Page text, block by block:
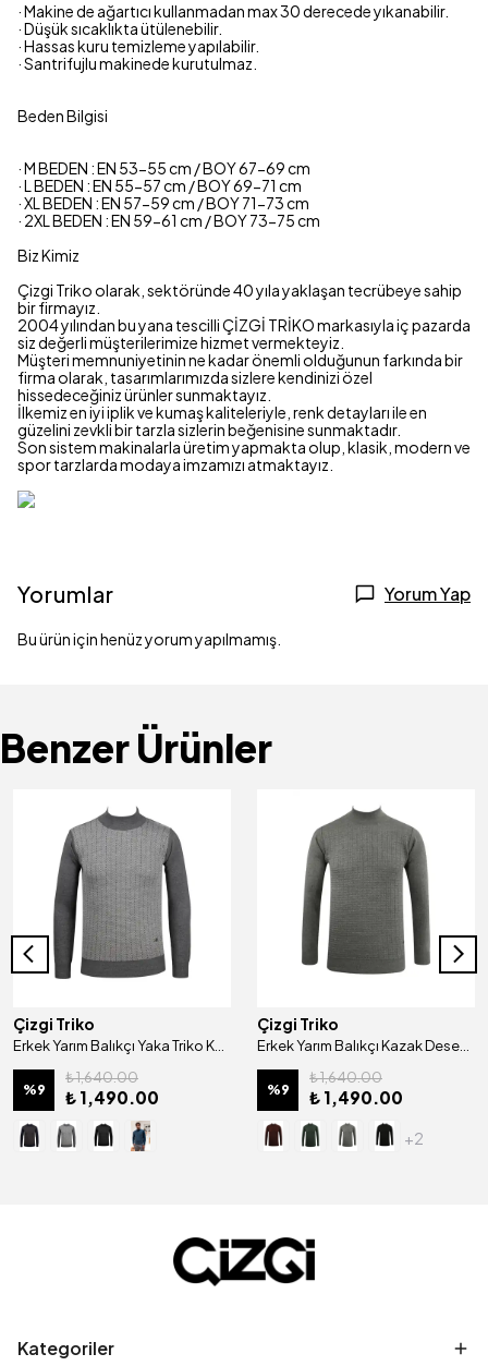
· Makine de ağartıcı kullanmadan max 30 derecede yıkanabilir.
· Düşük sıcaklıkta ütülenebilir.
· Hassas kuru temizleme yapılabilir.
· Santrifujlu makinede kurutulmaz.
Beden Bilgisi
· M BEDEN : EN 53-55 cm / BOY 67-69 cm
· L BEDEN : EN 55-57 cm / BOY 69-71 cm
· XL BEDEN : EN 57-59 cm / BOY 71-73 cm
· 2XL BEDEN : EN 59-61 cm / BOY 73-75 cm
Biz Kimiz
Çizgi Triko olarak, sektöründe 40 yıla yaklaşan tecrübeye sahip
bir firmayız.
2004 yılından bu yana tescilli ÇİZGİ TRİKO markasıyla iç pazarda
siz değerli müşterilerimize hizmet vermekteyiz.
Müşteri memnuniyetinin ne kadar önemli olduğunun farkında bir
firma olarak, tasarımlarımızda sizlere kendinizi özel
hissedeceğiniz ürünler sunmaktayız.
İlkemiz en iyi iplik ve kumaş kaliteleriyle, renk detayları ile en
güzelini zevkli bir tarzla sizlerin beğenisine sunmaktadır.
Son sistem makinalarla üretim yapmakta olup, klasik, modern ve
spor tarzlarda modaya imzamızı atmaktayız.
Yorumlar Yorum Yap
Bu ürün için henüz yorum yapılmamış.
Benzer Ürünler
Çizgi Triko
Erkek Yarım Balıkçı Yaka Triko Kazak Desenli Kol Ve Bel Lastikli Çelik Örgü Klasik Kalıp - 5007B
%9
₺ 1,640.00
₺ 1,490.00
Çizgi Triko
Erkek Yarım Balıkçı Kazak Desenli Çelik Örgü Klasik Kalıp - 5204B
%9
₺ 1,640.00
₺ 1,490.00
+2
Kategoriler